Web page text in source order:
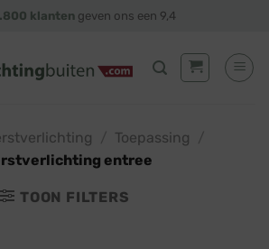
klanten geven ons een 9,4
Toepassing
entree
TOON FILTERS